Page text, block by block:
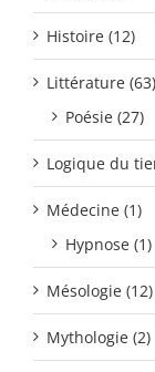
Histoire (12)
Littérature (63)
Poésie (27)
Logique du
Médecine (1)
Hypnose (1)
Mésologie (12)
Mythologie (2)